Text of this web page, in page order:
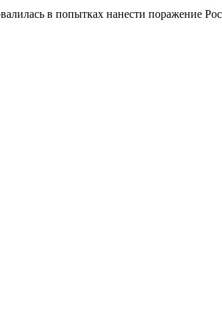
в попытках нанести поражение